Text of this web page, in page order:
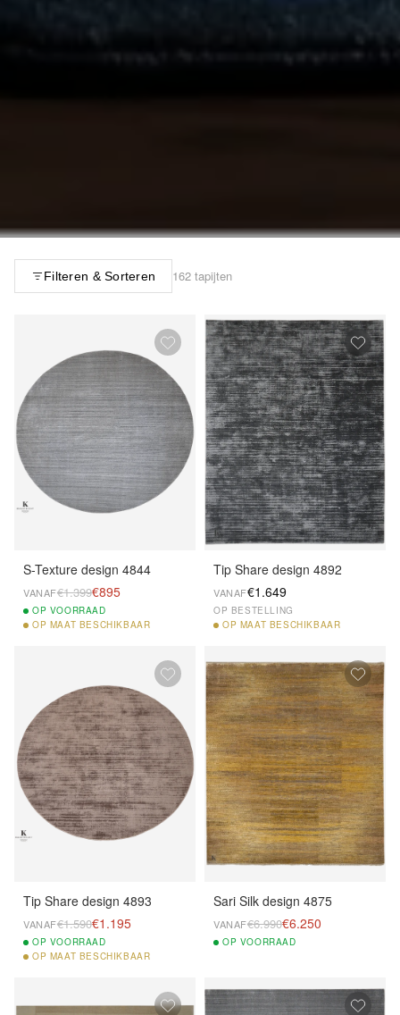
Filteren & Sorteren 162 tapijten
S-Texture design 4844
VANAF€1.399€895
OP VOORRAAD
OP MAAT BESCHIKBAAR
Tip Share design 4892
VANAF€1.649
OP BESTELLING
OP MAAT BESCHIKBAAR
Tip Share design 4893
VANAF€1.590€1.195
OP VOORRAAD
OP MAAT BESCHIKBAAR
Sari Silk design 4875
VANAF€6.990€6.250
OP VOORRAAD